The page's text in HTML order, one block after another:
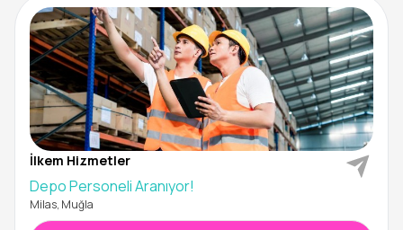
İlkem Hizmetler
Depo Personeli Aranıyor!
Milas, Muğla